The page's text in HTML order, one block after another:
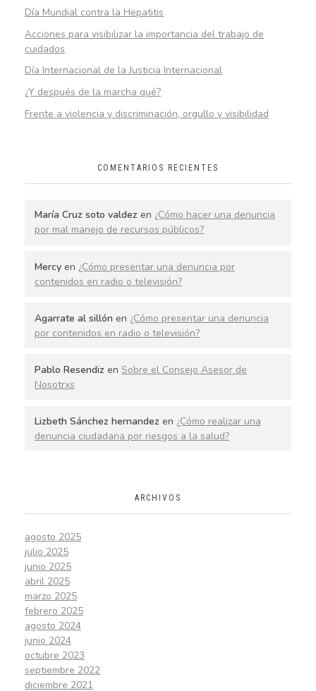
Día Mundial contra la Hepatitis
Acciones para visibilizar la importancia del trabajo de
cuidados
Día Internacional de la Justicia Internacional
¿Y después de la marcha qué?
Frente a violencia y discriminación, orgullo y visibilidad
COMENTARIOS RECIENTES
María Cruz soto valdez en ¿Cómo hacer una denuncia
por mal manejo de recursos públicos?
Mercy en ¿Cómo presentar una denuncia por
contenidos en radio o televisión?
Agarrate al sillón en ¿Cómo presentar una denuncia
por contenidos en radio o televisión?
Pablo Resendiz en Sobre el Consejo Asesor de
Nosotrxs
Lizbeth Sánchez hernandez en ¿Cómo realizar una
denuncia ciudadana por riesgos a la salud?
ARCHIVOS
agosto 2025
julio 2025
junio 2025
abril 2025
marzo 2025
febrero 2025
agosto 2024
junio 2024
octubre 2023
septiembre 2022
diciembre 2021